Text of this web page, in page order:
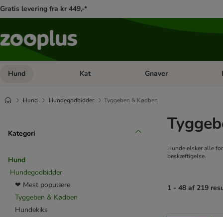
Gratis levering fra kr 449,-*
Hund Åben kategori menu: Hund
Kat Åben kategori menu: Kat
Gnaver
Hund Hundegodbidder Tyggeben & Kødben
Kategori
Hund
Hundegodbidder
❤ Mest populære
Tyggeben & Kødben
Hundekiks
Hunde elsker alle
beskæftigelse.
1 - 48 af 219